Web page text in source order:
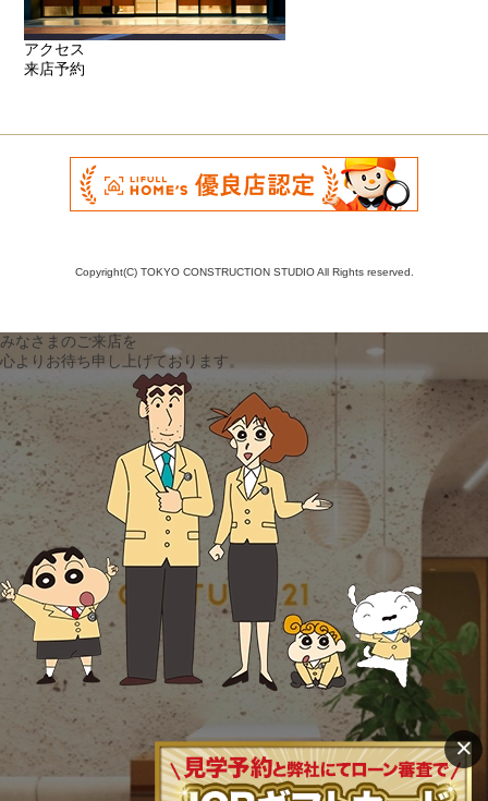
アクセス
来店予約
Copyright(C) TOKYO CONSTRUCTION STUDIO All Rights reserved.
みなさまのご来店を
心よりお待ち申し上げております。
×